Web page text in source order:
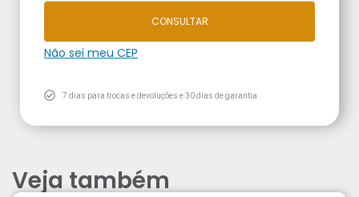
CONSULTAR
Não sei meu CEP
7 dias para trocas e devoluções e 30 dias de garantia
Veja também